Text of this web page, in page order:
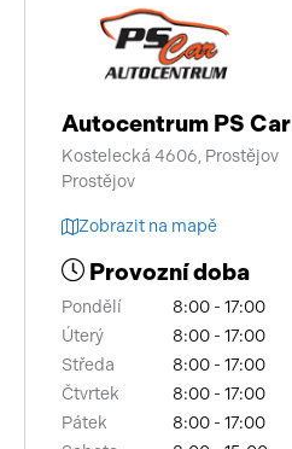
Autocentrum PS Car
Kostelecká 4606, Prostějov
Prostějov
Zobrazit na mapě
Provozní doba
Pondělí
8:00 - 17:00
Úterý
8:00 - 17:00
Středa
8:00 - 17:00
Čtvrtek
8:00 - 17:00
Pátek
8:00 - 17:00